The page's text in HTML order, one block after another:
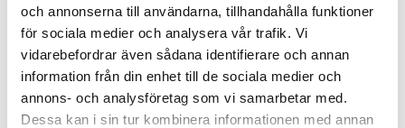
och annonserna till användarna, tillhandahålla funktioner
för sociala medier och analysera vår trafik. Vi
vidarebefordrar även sådana identifierare och annan
information från din enhet till de sociala medier och
annons- och analysföretag som vi samarbetar med.
Dessa kan i sin tur kombinera informationen med annan
Alla kan bli mattemänniskor
Taggar: Inlärning